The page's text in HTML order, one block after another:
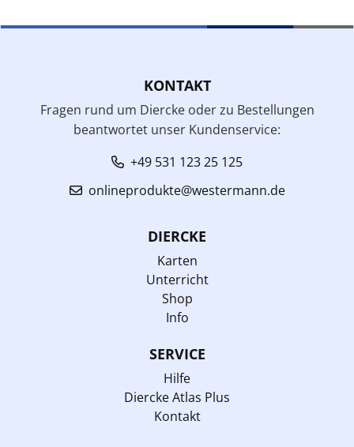
KONTAKT
Fragen rund um Diercke oder zu Bestellungen
beantwortet unser Kundenservice:
+49 531 123 25 125
onlineprodukte@westermann.de
DIERCKE
Karten
Unterricht
Shop
Info
SERVICE
Hilfe
Diercke Atlas Plus
Kontakt